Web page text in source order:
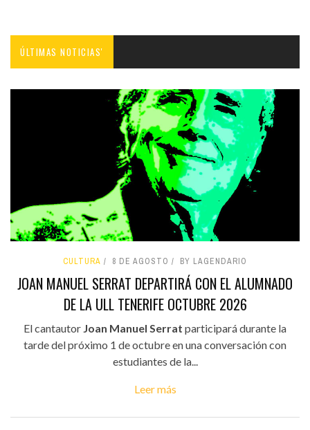
ÚLTIMAS NOTICIAS'
CULTURA 8 DE AGOSTO BY LAGENDARIO
JOAN MANUEL SERRAT DEPARTIRÁ CON EL ALUMNADO
DE LA ULL TENERIFE OCTUBRE 2026
El cantautor Joan Manuel Serrat participará durante la
tarde del próximo 1 de octubre en una conversación con
estudiantes de la...
Leer más